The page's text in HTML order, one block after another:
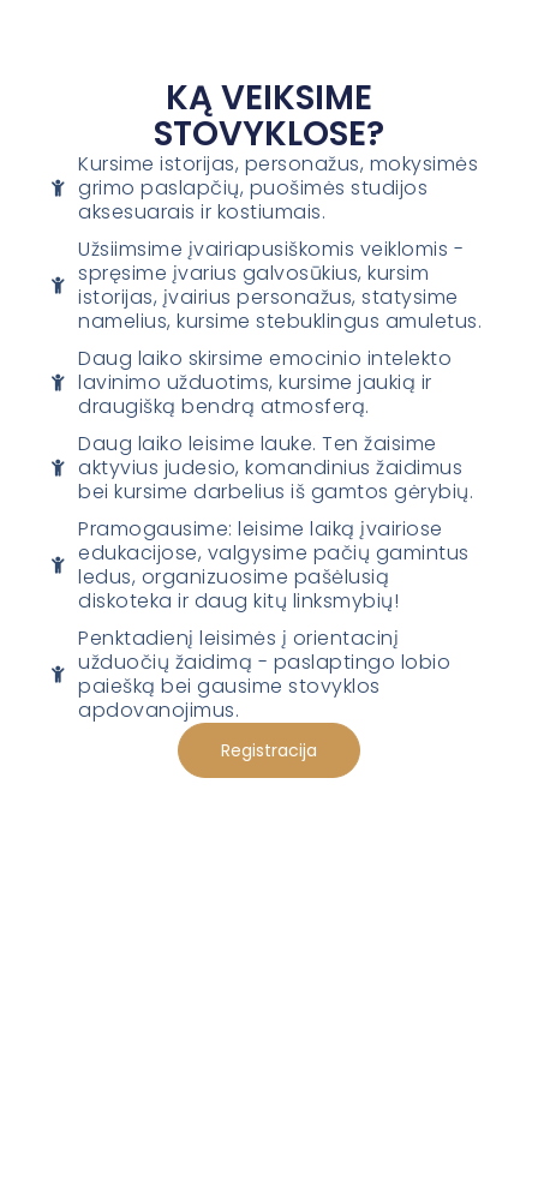
KĄ VEIKSIME
STOVYKLOSE?
Kursime istorijas, personažus, mokysimės
grimo paslapčių, puošimės studijos
aksesuarais ir kostiumais.
Užsiimsime įvairiapusiškomis veiklomis -
spręsime įvarius galvosūkius, kursim
istorijas, įvairius personažus, statysime
namelius, kursime stebuklingus amuletus.
Daug laiko skirsime emocinio intelekto
lavinimo užduotims, kursime jaukią ir
draugišką bendrą atmosferą.
Daug laiko leisime lauke. Ten žaisime
aktyvius judesio, komandinius žaidimus
bei kursime darbelius iš gamtos gėrybių.
Pramogausime: leisime laiką įvairiose
edukacijose, valgysime pačių gamintus
ledus, organizuosime pašėlusią
diskoteka ir daug kitų linksmybių!
Penktadienį leisimės į orientacinį
užduočių žaidimą - paslaptingo lobio
paiešką bei gausime stovyklos
apdovanojimus.
Registracija